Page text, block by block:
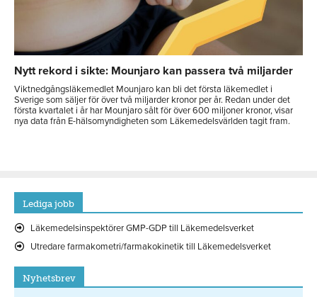
Nytt rekord i sikte: Mounjaro kan passera två miljarder
Viktnedgångsläkemedlet Mounjaro kan bli det första läkemedlet i
Sverige som säljer för över två miljarder kronor per år. Redan under det
första kvartalet i år har Mounjaro sålt för över 600 miljoner kronor, visar
nya data från E-hälsomyndigheten som Läkemedelsvärlden tagit fram.
Lediga jobb
Läkemedelsinspektörer GMP-GDP till Läkemedelsverket
Utredare farmakometri/farmakokinetik till Läkemedelsverket
Nyhetsbrev